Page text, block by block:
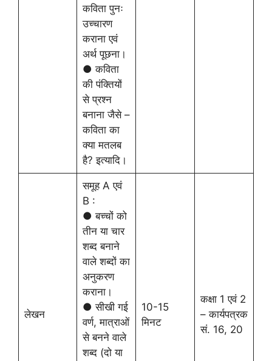
कविता पुनः
उच्चारण
कराना एवं
अर्थ पूछना।
● कविता
की पंक्तियों
से प्रश्न
बनाना जैसे –
कविता का
क्या मतलब
है? इत्यादि।
लेखन
समूह A एवं
B :
● बच्चों को
तीन या चार
शब्द बनाने
वाले शब्दों का
अनुकरण
कराना।
● सीखी गई
वर्ण, मात्राओं
से बनने वाले
शब्द (दो या
10-15
मिनट
कक्षा 1 एवं 2
– कार्यपत्रक
सं. 16, 20